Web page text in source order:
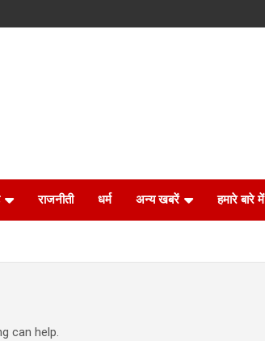
राजनीती धर्म अन्य खबरें हमारे बारे में
can help.